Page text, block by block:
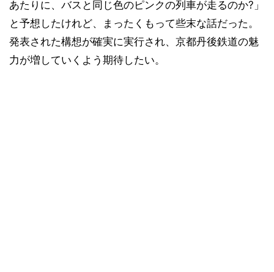
あたりに、バスと同じ色のピンクの列車が走るのか?」
と予想したけれど、まったくもって些末な話だった。
発表された構想が確実に実行され、京都丹後鉄道の魅
力が増していくよう期待したい。